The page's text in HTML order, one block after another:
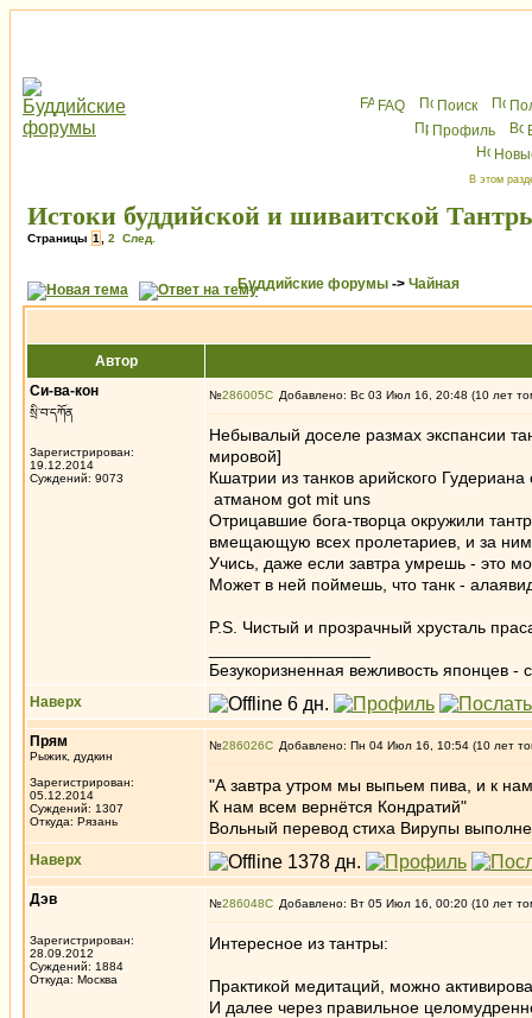
FAQ Поиск
Профиль
В этом
Истоки буддийской и шиваитской
Страницы 1 2 След.
Буддийские форумы -> Чайная
Автор
Си-ва-кон
སྲི་བ་དཀོན
Зарегистрирован:
19.12.2014
Суждений: 9073
№286005 Добавлено: Вс 03 Июл 16, 20:48 (10 лет
Небывалый доселе размах экспансии
мировой]
Кшатрии из танков арийского
атманом got mit uns
Отрицавшие бога-творца окружили
вмещающую всех пролетариев, и за
Учись, даже если завтра умрешь - это
Может в ней поймешь, что танк -
P.S. Чистый и прозрачный хрусталь
Безукоризненная вежливость японцев -
Наверх
Прям
Рыжик, дудкин
Зарегистрирован:
05.12.2014
Суждений: 1307
Откуда: Рязань
№286026 Добавлено: Пн 04 Июл 16, 10:54 (10 лет
"А завтра утром мы выпьем пива, и к
К нам всем вернётся Кондратий"
Вольный перевод стиха Вирупы
Наверх
Дэв
Зарегистрирован:
28.09.2012
Суждений: 1884
Откуда: Москва
№286048 Добавлено: Вт 05 Июл 16, 00:20 (10 лет
Интересное из тантры:
Практикой медитаций, можно
И далее через правильное